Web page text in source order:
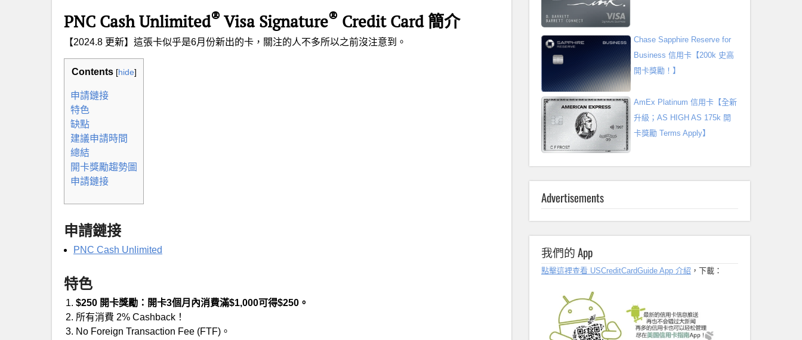
PNC Cash Unlimited® Visa Signature® Credit Card 簡介
【2024.8 更新】這張卡似乎是6月份新出的卡，關注的人不多所以之前沒注意到。
Contents [hide]
申請鏈接
特色
缺點
建議申請時間
總結
開卡獎勵趨勢圖
申請鏈接
申請鏈接
PNC Cash Unlimited
特色
$250 開卡獎勵：開卡3個月內消費滿$1,000可得$250。
所有消費 2% Cashback！
No Foreign Transaction Fee (FTF)。
Chase Sapphire Reserve for
Business 信用卡【200k 史高
開卡獎勵！】
AmEx Platinum 信用卡【全新
升級；AS HIGH AS 175k 開
卡獎勵 Terms Apply】
Advertisements
我們的 App
點擊這裡查看 USCreditCardGuide App 介紹 ，下載：